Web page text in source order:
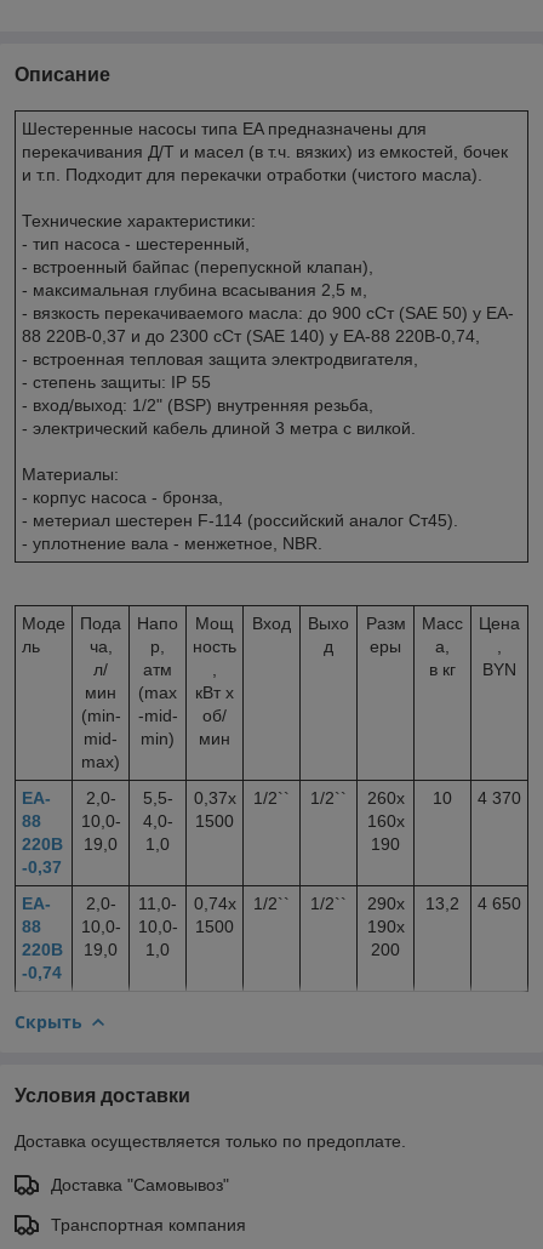
Описание
Шестеренные насосы типа EA предназначены для
перекачивания Д/Т и масел (в т.ч. вязких) из емкостей, бочек
и т.п. Подходит для перекачки отработки (чистого масла).
Технические характеристики:
- тип насоса - шестеренный,
- встроенный байпас (перепускной клапан),
- максимальная глубина всасывания 2,5 м,
- вязкость перекачиваемого масла: до 900 сСт (SAE 50) у EA-
88 220В-0,37 и до 2300 сСт (SAE 140) у ЕА-88 220В-0,74,
- встроенная тепловая защита электродвигателя,
- степень защиты: IP 55
- вход/выход: 1/2" (BSP) внутренняя резьба,
- электрический кабель длиной 3 метра с вилкой.
Материалы:
- корпус насоса - бронза,
- метериал шестерен F-114 (российский аналог Ст45).
- уплотнение вала - менжетное, NBR.
Моде
ль
Пода
ча,
л/
мин
(min-
mid-
max)
Напо
р,
атм
(max
-mid-
min)
Мощ
ность
кВт x
об/
мин
Вход
Выхо
д
Разм
еры
Масс
а,
в кг
Цена
BYN
EA-
88
220В
-0,37
2,0-
10,0-
19,0
5,5-
4,0-
1,0
0,37x
1500
1/2`` 1/2``
260х
160х
190
10 4 370
EA-
88
220В
-0,74
2,0-
10,0-
19,0
11,0-
10,0-
1,0
0,74x
1500
1/2`` 1/2``
290х
190х
200
13,2 4 650
Скрыть
Условия доставки
Доставка осуществляется только по предоплате.
Доставка "Самовывоз"
Транспортная компания